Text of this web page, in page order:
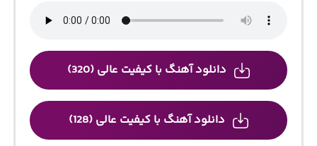
دانلود آهنگ با کیفیت عالی (320)
دانلود آهنگ با کیفیت عالی (128)